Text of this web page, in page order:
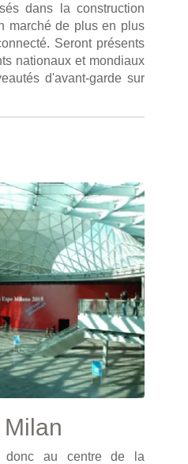
dans la construction
marché de plus en plus
Seront présents
nationaux et mondiaux
d'avant-garde sur
donc au centre de la